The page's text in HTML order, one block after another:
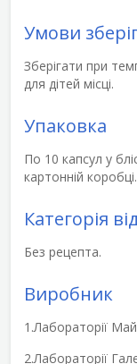
Умови
Зберігати при
для дітей місці.
Упаковка
По 10 капсул у
картонній коробці.
Категорія
Без рецепта.
Виробник
1.Лабораторії
2.Лабораторії